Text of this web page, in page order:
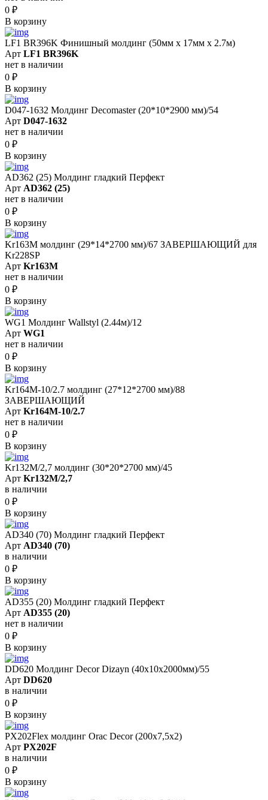
0 ₽
В корзину
LF1 BR396K Финишный молдинг (50мм х 17мм х 2.7м)
Арт LF1 BR396K
нет в наличии
0 ₽
В корзину
D047-1632 Молдинг Decomaster (20*10*2900 мм)/54
Арт D047-1632
нет в наличии
0 ₽
В корзину
AD362 (25) Молдинг гладкий Перфект
Арт AD362 (25)
нет в наличии
0 ₽
В корзину
Kr163M молдинг (29*14*2700 мм)/67 ЗАВЕРШАЮЩИЙ для
Kr228SP
Арт Kr163M
нет в наличии
0 ₽
В корзину
WG1 Молдинг Wallstyl (2.44м)/12
Арт WG1
нет в наличии
0 ₽
В корзину
Kr164M-10/2.7 молдинг (27*12*2700 мм)/88
ЗАВЕРШАЮЩИЙ
Арт Kr164M-10/2.7
нет в наличии
0 ₽
В корзину
Kr132M/2,7 молдинг (30*20*2700 мм)/45
Арт Kr132M/2,7
в наличии
0 ₽
В корзину
AD340 (70) Молдинг гладкий Перфект
Арт AD340 (70)
в наличии
0 ₽
В корзину
AD355 (20) Молдинг гладкий Перфект
Арт AD355 (20)
нет в наличии
0 ₽
В корзину
DD620 Молдинг Decor Dizayn (40х10x2000мм)/55
Арт DD620
в наличии
0 ₽
В корзину
PX202Flex молдинг Orac Decor (200x7,5x2)
Арт PX202F
в наличии
0 ₽
В корзину